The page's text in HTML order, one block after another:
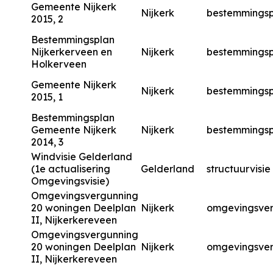
Gemeente Nijkerk
2015, 2
Nijkerk
Bestemmingsplan
Nijkerkerveen en
Holkerveen
Nijkerk
Gemeente Nijkerk
2015, 1
Nijkerk
Bestemmingsplan
Gemeente Nijkerk
2014, 3
Nijkerk
Windvisie Gelderland
(1e actualisering
Omgevingsvisie)
Gelderland structuurvisie
Omgevingsvergunning
20 woningen Deelplan
II, Nijkerkereveen
Nijkerk
Omgevingsvergunning
20 woningen Deelplan
II, Nijkerkereveen
Nijkerk